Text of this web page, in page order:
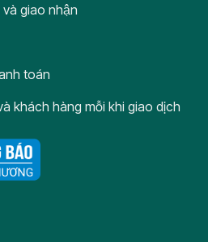
giao nhận
toán
khách hàng mỗi khi giao dịch